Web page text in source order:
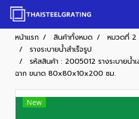
หน้าแรก สินค้าทั้งหมด
หมวดที่
รางระบายน้ำสำเร็จรูป
รหัสสินค้า : 2005012 รางระบายน้ำ
ฉาก ขนาด 80x80x10x200 ซม.
New